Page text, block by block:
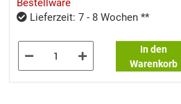
Bestellware
Lieferzeit: 7 - 8 Wochen **
In den
Warenkorb